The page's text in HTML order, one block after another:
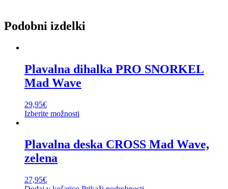
Podobni izdelki
Plavalna dihalka PRO SNORKEL
Mad Wave
29,95€
Izberite možnosti
Plavalna deska CROSS Mad Wave,
zelena
27,95€